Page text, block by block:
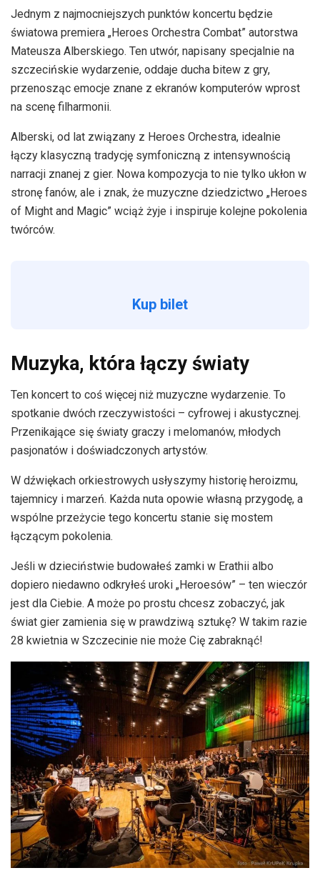
Jednym z najmocniejszych punktów koncertu będzie
światowa premiera „Heroes Orchestra Combat” autorstwa
Mateusza Alberskiego. Ten utwór, napisany specjalnie na
szczecińskie wydarzenie, oddaje ducha bitew z gry,
przenosząc emocje znane z ekranów komputerów wprost
na scenę filharmonii.
Alberski, od lat związany z Heroes Orchestra, idealnie
łączy klasyczną tradycję symfoniczną z intensywnością
narracji znanej z gier. Nowa kompozycja to nie tylko ukłon w
stronę fanów, ale i znak, że muzyczne dziedzictwo „Heroes
of Might and Magic” wciąż żyje i inspiruje kolejne pokolenia
twórców.
Kup bilet
Muzyka, która łączy światy
Ten koncert to coś więcej niż muzyczne wydarzenie. To
spotkanie dwóch rzeczywistości – cyfrowej i akustycznej.
Przenikające się światy graczy i melomanów, młodych
pasjonatów i doświadczonych artystów.
W dźwiękach orkiestrowych usłyszymy historię heroizmu,
tajemnicy i marzeń. Każda nuta opowie własną przygodę, a
wspólne przeżycie tego koncertu stanie się mostem
łączącym pokolenia.
Jeśli w dzieciństwie budowałeś zamki w Erathii albo
dopiero niedawno odkryłeś uroki „Heroesów” – ten wieczór
jest dla Ciebie. A może po prostu chcesz zobaczyć, jak
świat gier zamienia się w prawdziwą sztukę? W takim razie
28 kwietnia w Szczecinie nie może Cię zabraknąć!